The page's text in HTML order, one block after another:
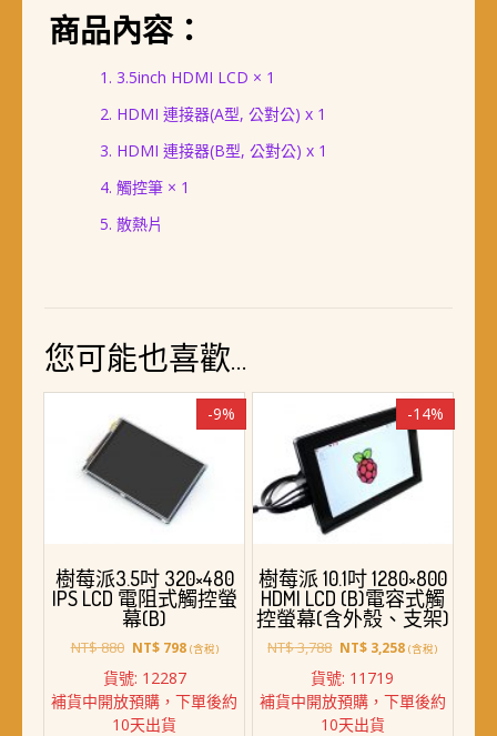
商品內容：
3.5inch HDMI LCD × 1
HDMI 連接器(A型, 公對公) x 1
HDMI 連接器(B型, 公對公) x 1
觸控筆 × 1
散熱片
您可能也喜歡…
-9%
樹莓派3.5吋 320×480
IPS LCD 電阻式觸控螢
幕(B)
NT$880 原
價
格：
NT$ 880。
NT$798目
格：
(含稅)
貨號: 12287
補貨中開放預購，下單後約
10天出貨
-14%
樹莓派 10.1吋 1280×800
HDMI LCD (B)電容式觸
控螢幕(含外殼、支架)
NT$3,788 原
價
格：
NT$ 3,788。
NT$ 3,258目
格：
(含稅)
貨號: 11719
補貨中開放預購，下單後約
10天出貨